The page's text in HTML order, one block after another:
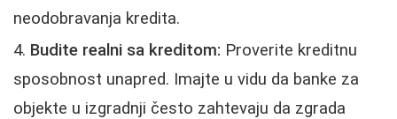
neodobravanja kredita.
Budite realni sa kreditom: Proverite kreditnu
sposobnost unapred. Imajte u vidu da banke za
objekte u izgradnji često zahtevaju da zgrada